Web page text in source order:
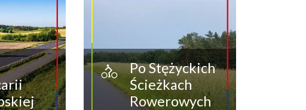
Po Stężyckich
Ścieżkach
Rowerowych